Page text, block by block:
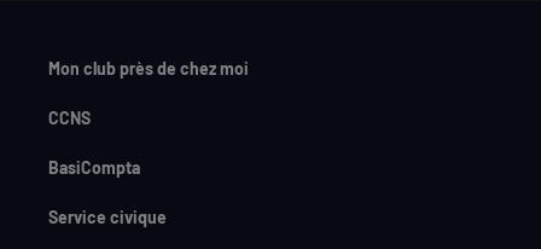
Mon club près de chez moi
CCNS
BasiCompta
Service civique